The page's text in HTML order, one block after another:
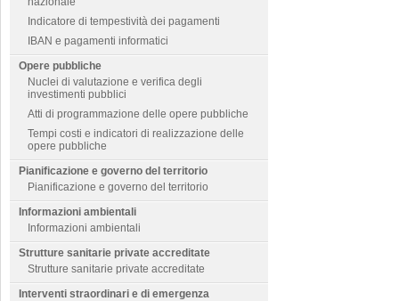
Indicatore di tempestività dei pagamenti
IBAN e pagamenti informatici
Opere pubbliche
Nuclei di valutazione e verifica degli
investimenti pubblici
Atti di programmazione delle opere pubbliche
Tempi costi e indicatori di realizzazione delle
opere pubbliche
Pianificazione e governo del territorio
Pianificazione e governo del territorio
Informazioni ambientali
Informazioni ambientali
Strutture sanitarie private accreditate
Strutture sanitarie private accreditate
Interventi straordinari e di emergenza